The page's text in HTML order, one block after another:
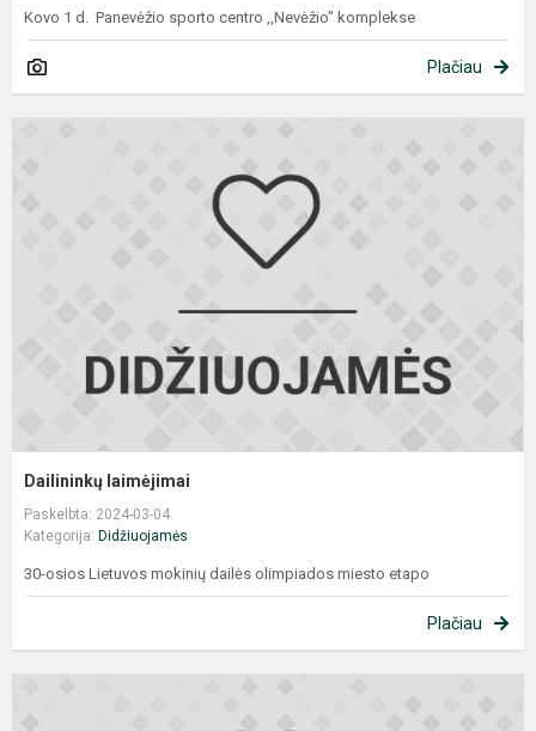
Kovo 1 d. Panevėžio sporto centro ,,Nevėžio" komplekse
Plačiau
Dailininkų laimėjimai
Paskelbta: 2024-03-04
Kategorija: Didžiuojamės
30-osios Lietuvos mokinių dailės olimpiados miesto etapo
Plačiau